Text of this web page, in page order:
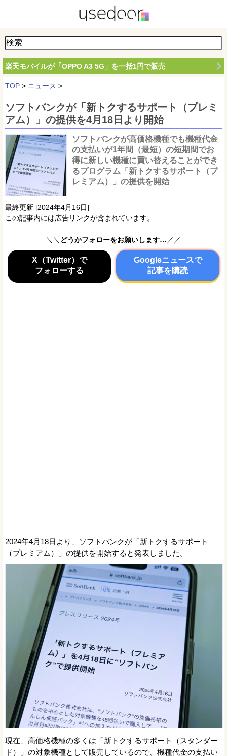
楽天モバイルが「OPPO A3 5G」を一括1円で販売
TOP > ニュース >
ソフトバンクが「新トクするサポート（プレミ
アム）」の提供を4月18日より開始
ソフトバンクが高価格機種でも機種代金
の支払いが1年間（最短）の短期間でお
得に新しい機種に買い替えることができ
るプログラム「新トクするサポート（プ
レミアム）」の提供を開始
最終更新 [2024年4月16日]
この記事内には広告リンクが含まれています。
＼＼ どうかフォローをお願いします… ／／
X（Twitter）で
フォローする
Googleニュースで
記事を購読
2024年4月18日より、ソフトバンクが「新トクするサポート
（プレミアム）」の提供を開始すると発表しました。
現在、高価格機種の多くは「新トクするサポート（スタンダー
ド）」の対象機種として販売しているので、機種代金の支払い